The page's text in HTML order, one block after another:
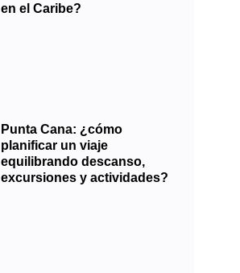
en el Caribe?
Punta Cana: ¿cómo
planificar un viaje
equilibrando descanso,
excursiones y actividades?